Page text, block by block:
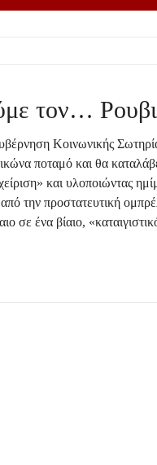
τον…
Κοινωνικής
ποταμό και θα
και υλοποιώντας
την προστατευτική
σε ένα βίαιο,